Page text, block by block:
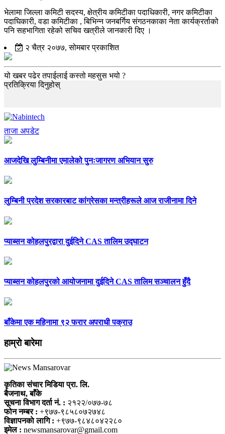
भेलामा जिल्ला कमिटी सदस्य, क्षेत्रीय कमिटीका पदाधिकारी, नगर कमिटीका
पदाघिकारी, वडा कमिटीका , बिभिन्न जनबर्गिय संगठनकाका नेता कार्यक्रर्ताको
पनि सहभागिता रहेको सचिव खत्रीले जानकारी दिए ।
२ चैत्र २०७७, सोमबार प्रकाशित
यो खबर पढेर तपाईलाई कस्तो महसुस भयो ?
प्रतिक्रिया दिनुहोस्
ताजा अपडेट
आजदेखि लुम्बिनीमा एमालेको पुनःजागरण अभियान सुरु
लुम्बिनी प्रदेश सरकारबाट कांग्रेसका मन्त्रीहरूले आज राजीनामा दिने
प्याब्सन कोहलपुरद्वारा दुईदिने CAS तालिम उद्घाटन
प्याब्सन कोहलपुरको आयोजनामा दुईदिने CAS तालिम सञ्चालन हुँदै
बाँकेमा एक महिनामा ९२ फरार अपराधी पक्राउ
हाम्राे बारेमा
कृतिका संचार मिडिया प्रा. लि.
बैजनाथ, बाँके
सूचना विभाग दर्ता नं. : २१२२/०७७-७८
फोन नम्बर : +९७७-९८५८०७२७४८
विज्ञापनकाे लागि : +९७७-९८४८०४२२८०
इमेल : newsmansarovar@gmail.com